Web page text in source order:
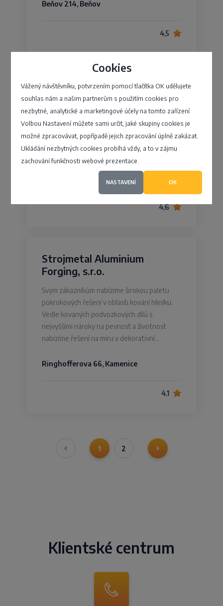
Cookies
Vážený návštěvníku, potvrzením pomocí tlačítka OK udělujete
souhlas nám a našim partnerům s použitím cookies pro
nezbytné, analytické a marketingové účely na tomto zařízení.
Volbou Nastavení můžete sami určit, jaké skupiny cookies je
možné zpracovávat, popřípadě jejich zpracování úplně zakázat.
Ukládání nezbytných cookies probíhá vždy, a to v zájmu
zachování funkčnosti webové prezentace.
NASTAVENÍ OK
Beňov 214, Beňov
4,5
STESYS, s.r.o.
Naše společnost byla založena se záměrem
vytvořit dynamicky se rozvíjející firmu, která
se bude úzce specializovat na dvě
produktové oblasti trhu. Při výběru produktů
byl brán zřetel na maximální…
Brněnská 1748/21b, Blansko
4,6
Strojmetal Aluminium
Forging, s.r.o.
Svým zákazníkům nabízíme širokou paletu
pokrokových řešení v oblasti kování hliníku.
Vedle kovaných podvozkových dílů s
nejvyššími nároky na pevnost a životnost
nabízíme řešení na míru v dekorativní…
Ringhofferova 66, Kamenice
4,1
1 2
Klientské centrum